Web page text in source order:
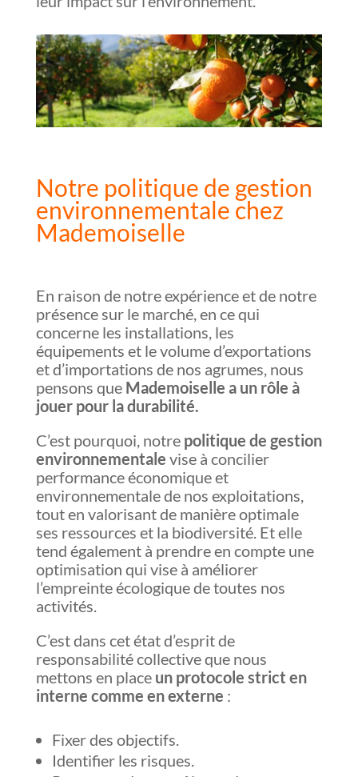
Notre politique de gestion
environnementale chez
Mademoiselle
En raison de notre expérience et de notre
présence sur le marché, en ce qui
concerne les installations, les
équipements et le volume d’exportations
et d’importations de nos agrumes, nous
pensons que Mademoiselle a un rôle à
jouer pour la durabilité.
C’est pourquoi, notre politique de gestion
environnementale vise à concilier
performance économique et
environnementale de nos exploitations,
tout en valorisant de manière optimale
ses ressources et la biodiversité. Et elle
tend également à prendre en compte une
optimisation qui vise à améliorer
l’empreinte écologique de toutes nos
activités.
C’est dans cet état d’esprit de
responsabilité collective que nous
mettons en place un protocole strict en
interne comme en externe :
Fixer des objectifs.
Identifier les risques.